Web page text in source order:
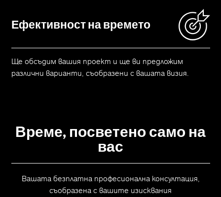
Ефективност на времето
Ще обсъдим вашия проект и ще ви предложим
различни варианти, съобразени с вашата визия.
Време, посветено само на
вас
Вашата безплатна професионална консултация,
съобразена с вашите изисквания